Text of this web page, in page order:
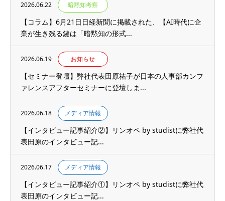
2026.06.22 暗黙知考察
【コラム】6月21日日経新聞に掲載された、【AI時代に企
業が生き残る鍵は「暗黙知の形式...
2026.06.19 お知らせ
【セミナー登壇】弊社代表田原祐子が日本の人事部カンフ
ァレンスアフターセミナーに登壇しま...
2026.06.18 メディア情報
【インタビュー記事紹介②】リンオペ by studistに弊社代
表田原のインタビュー記...
2026.06.17 メディア情報
【インタビュー記事紹介①】リンオペ by studistに弊社代
表田原のインタビュー記...